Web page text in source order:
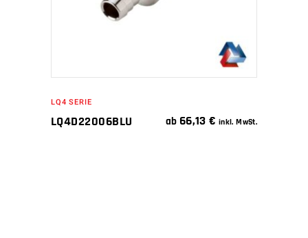
LQ4 SERIE
LQ4D22006BLU ab 66,13€ inkl. MwSt.